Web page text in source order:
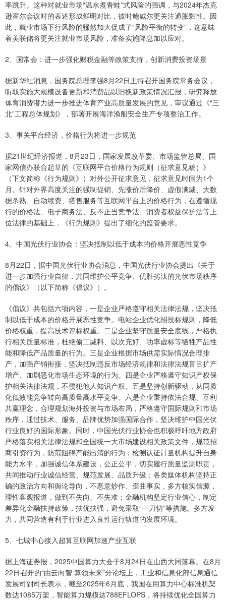
率跳升。这种对就业市场“温水煮青蛙”式风险的强调，与2024年杰克
逊霍尔会议时的表述形成鲜明对比，彼时鲍威尔更关注通胀黏性。因
此，就业市场下行风险的骤然加大促成了“风险平衡的转变”，这意味
着美联储将更关注就业市场风险，准备实施降息加以应对。
2、国常会：进一步强化财税金融等政策支持，创新消费投资场景
据新华社消息，国务院总理李强8月22日主持召开国务院常务会议，
听取实施大规模设备更新和消费品以旧换新政策情况汇报，研究释放
体育消费潜力进一步推进体育产业高质量发展的意见，审议通过《“三
北”工程总体规划》，部署开展海洋渔船安全生产专项整治工作。
3、事关平台经济，价格行为将进一步规范
据21世纪经济报道，8月23日，国家发展改革委、市场监管总局、国
家网信办联合起草的《互联网平台价格行为规则（征求意见稿）》
（下文简称《行为规则》）对外公开征求意见，征求意见时间为1个
月。针对外界高度关注的强制促销、先涨价后降价、虚假满减、大数
据杀熟、自动续费、搭售服务等互联网平台上的价格行为，在遵循现
行的价格法、电子商务法、反不正当竞争法、消费者权益保护法等上
位法律的基础上，《行为规则》提出了细化的监管要求。
4、中国光伏行业协会：坚决抵制以低于成本的价格开展恶性竞争
8月22日，据中国光伏行业协会消息，中国光伏行业协会提出《关于
进一步加强行业自律，共同维护公平竞争、优胜劣汰的光伏市场秩序
的倡议》（以下简称《倡议》）。
《倡议》共包括六项内容，一是企业严格遵守相关法律法规，坚决抵
制以低于成本的价格开展恶性竞争。电站企业优化招投标规则，降低
价格权重，提高技术评标权重。二是企业坚守质量安全底线，严格执
行相关质量标准，杜绝偷工减料、以次充好、功率虚标等牺牲产品性
能和降低产品质量的行为。三是企业根据市场供需实际情况合理排
产，加强产销衔接，坚决抵制违反市场经济规律和法律法规盲目扩产
增产、加剧恶化市场生态环境的行为。四是企业严格遵守知识产权保
护相关法律法规，不侵犯他人知识产权。五是坚持创新驱动，从同质
化低效能竞争转向高质量高水平竞争。六是企业秉持依法合规、互利
共赢理念，合理规划海外投资与市场布局，严格遵守国际规则和市场
秩序，通过技术、服务、品牌优势加强国际合作，坚决维护中国光伏
行业良好的国际形象。同时，中国光伏行业协会也积极呼吁地方政府
严格落实相关法律法规和全国统一大市场建设相关政策文件，规范招
商引资行为，防范阻碍产能出清的行为；检测认证计量机构提升自身
能力水平，加强诚信体系建设，公正公平，切实履行质量监测职责，
共同推动行业诚信经营、规范发展、品质升级；各类媒体机构坚持正
确的政治方向和舆论导向，不恶意炒作、歪曲事实，多方核实信源，
理性客观报道，做到不失向、不失准；金融机构坚定行业信心，制定
差异化金融扶持政策，扶优扶强，避免采取“一刀切”等措施。多方发
力，共同营造有利于行业进入良性运行轨道的发展环境。
5、七城中心接入超算互联网加速产业互联
据上海证券报，2025中国算力大会于8月24日在山西大同落幕。在8月
22日召开的“由云向智 算领未来”分论坛上，工业和信息化部信息通信
发展司副司长表示，截至2025年6月底，我国在用算力中心标准机架
数达1085万架，智能算力规模达788EFLOPS，将持续优化全国算力